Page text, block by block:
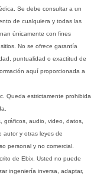
Se debe consultar a un
de cualquiera y todas las
únicamente con fines
No se ofrece garantía
puntualidad o exactitud de
aquí proporcionada a
Queda estrictamente prohibida
gráficos, audio, video, datos,
autor y otras leyes de
personal y no comercial.
de Ebix. Usted no puede
ingeniería inversa, adaptar,